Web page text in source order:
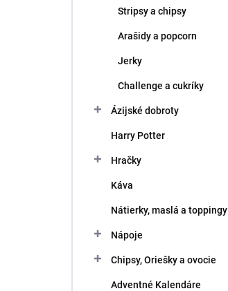
Stripsy a chipsy
Arašidy a popcorn
Jerky
Challenge a cukríky
Ázijské dobroty
Harry Potter
Hračky
Káva
Nátierky, maslá a toppingy
Nápoje
Chipsy, Oriešky a ovocie
Adventné Kalendáre